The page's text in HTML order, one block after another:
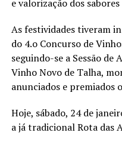
e valorização dos
As festividades tiveram
do 4.o Concurso de
seguindo-se a Sessão
Vinho Novo de Talha,
anunciados e premiados
Hoje, sábado, 24 de
a já tradicional Rota das